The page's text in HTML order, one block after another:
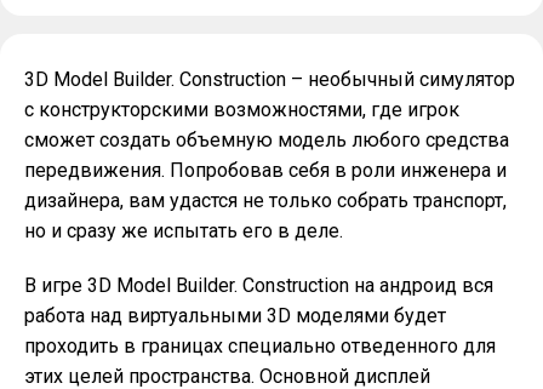
3D Model Builder. Construction – необычный симулятор
с конструкторскими возможностями, где игрок
сможет создать объемную модель любого средства
передвижения. Попробовав себя в роли инженера и
дизайнера, вам удастся не только собрать транспорт,
но и сразу же испытать его в деле.
В игре 3D Model Builder. Construction на андроид вся
работа над виртуальными 3D моделями будет
проходить в границах специально отведенного для
этих целей пространства. Основной дисплей